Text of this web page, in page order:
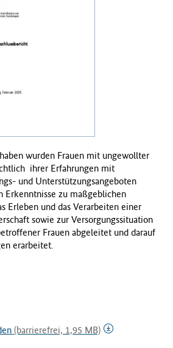
wurden Frauen mit ungewollter
ihrer Erfahrungen mit
und Unterstützungsangeboten
Erkenntnisse zu maßgeblichen
Erleben und das Verarbeiten einer
sowie zur Versorgungssituation
Frauen abgeleitet und darauf
erarbeitet.
(barrierefrei, 1,95 MB)